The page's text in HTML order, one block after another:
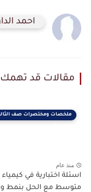
احمد
مقالات قد تهمك
ملخصات ومختصرات صف
منذ عام
اسئلة اختبارية في كيمياء
متوسط مع الحل بنمط